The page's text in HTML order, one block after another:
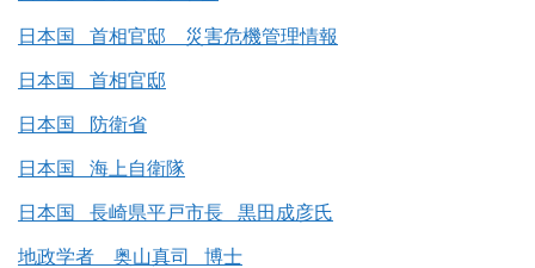
日本国 首相官邸 災害危機管理情報
日本国 首相官邸
日本国 防衛省
日本国 海上自衛隊
日本国 長崎県平戸市長 黒田成彦氏
地政学者 奥山真司 博士